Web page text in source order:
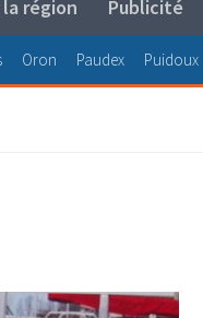
région Publicité
Oron Paudex Puidoux